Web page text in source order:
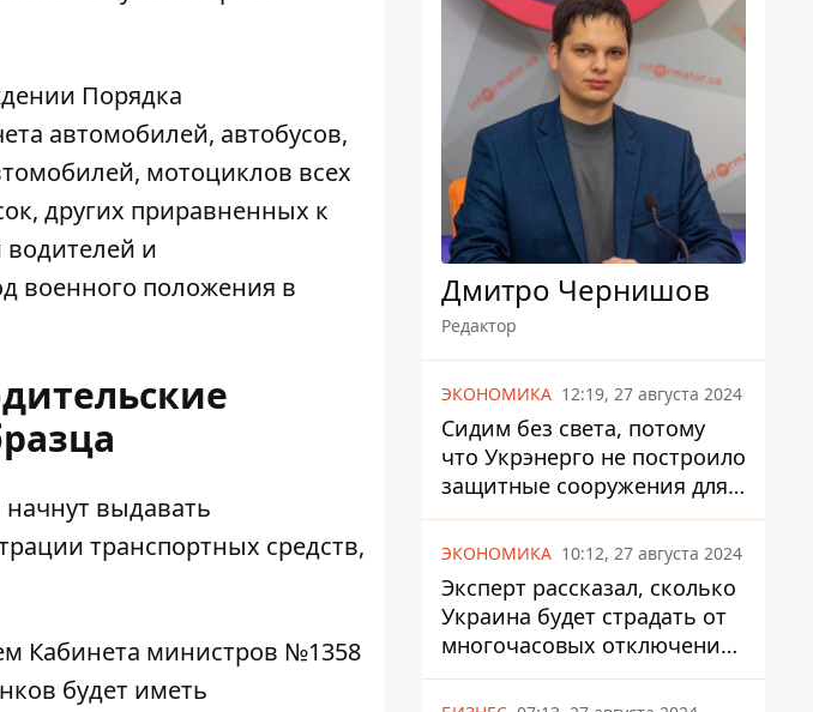
Порядка
автомобилей, автобусов,
мотоциклов всех
других приравненных к
и
военного положения в
выдавать
транспортных средств,
Кабинета министров №1358
будет иметь
Дмитро Чернишов
Редактор
ЭКОНОМИКА 12:19, 27 августа 2024
Сидим без света, потому
что Укрэнерго не построило
защитные сооружения для
энергетики - нардеп
Кучеренко
ЭКОНОМИКА 10:12, 27 августа 2024
Эксперт рассказал, сколько
Украина будет страдать от
многочасовых отключений
света